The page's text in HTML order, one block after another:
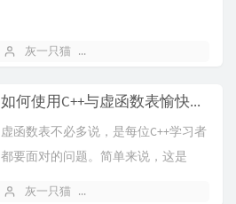
灰一只猫
如何使用C++与虚函数表愉快地玩耍并掉进坑里
虚函数表不必多说，是每位C++学习者
都要面对的问题。简单来说，这是
灰一只猫